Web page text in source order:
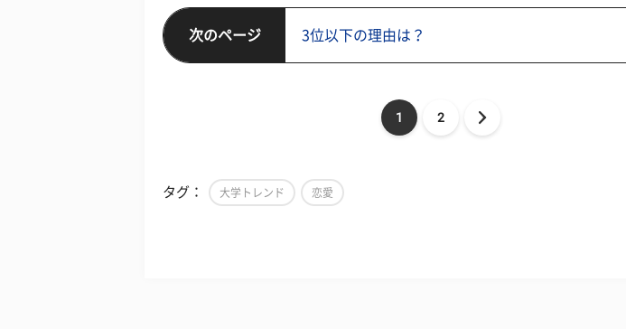
次のページ 3位以下の理由は？
1 2
タグ： 大学トレンド 恋愛